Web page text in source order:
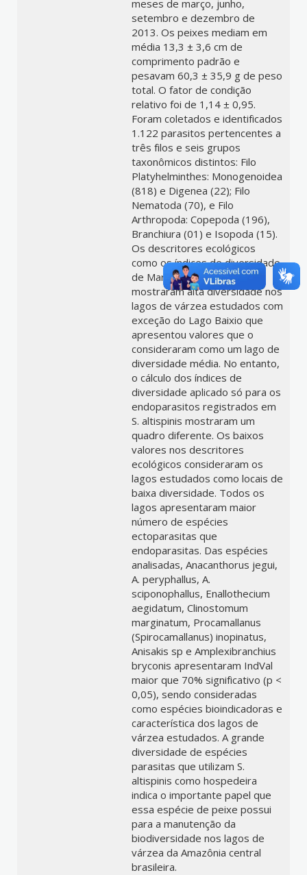
meses de março, junho,
setembro e dezembro de
2013. Os peixes mediam em
média 13,3 ± 3,6 cm de
comprimento padrão e
pesavam 60,3 ± 35,9 g de peso
total. O fator de condição
relativo foi de 1,14 ± 0,95.
Foram coletados e identificados
1.122 parasitos pertencentes a
três filos e seis grupos
taxonômicos distintos: Filo
Platyhelminthes: Monogenoidea
(818) e Digenea (22); Filo
Nematoda (70), e Filo
Arthropoda: Copepoda (196),
Branchiura (01) e Isopoda (15).
Os descritores ecológicos
como os índices de diversidade
de Margalef e Simpson
mostraram alta diversidade nos
lagos de várzea estudados com
exceção do Lago Baixio que
apresentou valores que o
consideraram como um lago de
diversidade média. No entanto,
o cálculo dos índices de
diversidade aplicado só para os
endoparasitos registrados em
S. altispinis mostraram um
quadro diferente. Os baixos
valores nos descritores
ecológicos consideraram os
lagos estudados como locais de
baixa diversidade. Todos os
lagos apresentaram maior
número de espécies
ectoparasitas que
endoparasitas. Das espécies
analisadas, Anacanthorus jegui,
A. peryphallus, A.
sciponophallus, Enallothecium
aegidatum, Clinostomum
marginatum, Procamallanus
(Spirocamallanus) inopinatus,
Anisakis sp e Amplexibranchius
bryconis apresentaram IndVal
maior que 70% significativo (p <
0,05), sendo consideradas
como espécies bioindicadoras e
característica dos lagos de
várzea estudados. A grande
diversidade de espécies
parasitas que utilizam S.
altispinis como hospedeira
indica o importante papel que
essa espécie de peixe possui
para a manutenção da
biodiversidade nos lagos de
várzea da Amazônia central
brasileira.